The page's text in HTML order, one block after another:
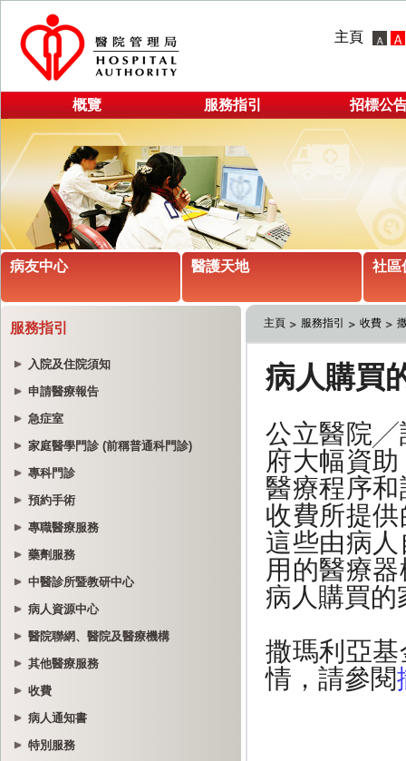
主頁
概覽 服務指引 招標公
病友中心 醫護天地 社區
服務指引
入院及住院須知
申請醫療報告
急症室
家庭醫學門診 (前稱普通科門診)
專科門診
預約手術
專職醫療服務
藥劑服務
中醫診所暨教研中心
病人資源中心
醫院聯網、醫院及醫療機構
其他醫療服務
收費
病人通知書
特別服務
主頁 服務指引 收費